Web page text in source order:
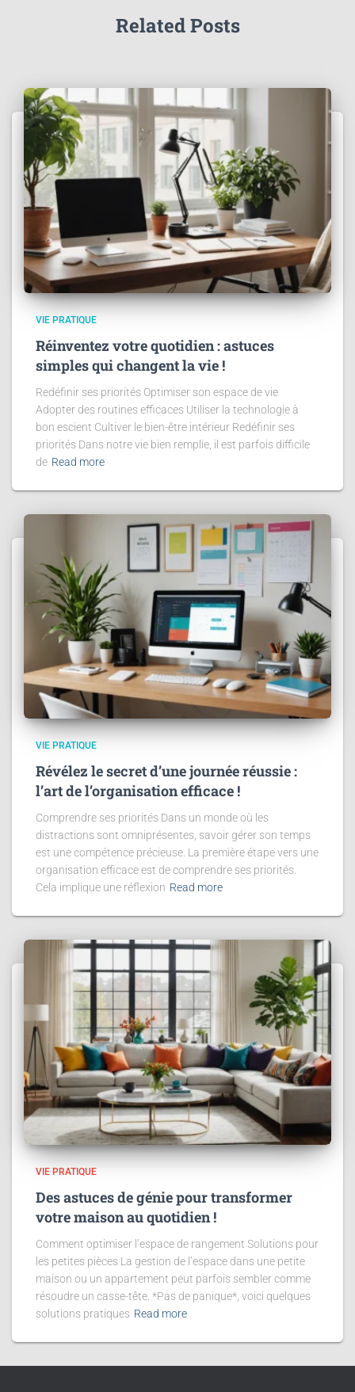
Related Posts
VIE PRATIQUE
Réinventez votre quotidien : astuces
simples qui changent la vie !
Redéfinir ses priorités Optimiser son espace de vie
Adopter des routines efficaces Utiliser la technologie à
bon escient Cultiver le bien-être intérieur Redéfinir ses
priorités Dans notre vie bien remplie, il est parfois difficile
de Read more
VIE PRATIQUE
Révélez le secret d’une journée réussie :
l’art de l’organisation efficace !
Comprendre ses priorités Dans un monde où les
distractions sont omniprésentes, savoir gérer son temps
est une compétence précieuse. La première étape vers une
organisation efficace est de comprendre ses priorités.
Cela implique une réflexion Read more
VIE PRATIQUE
Des astuces de génie pour transformer
votre maison au quotidien !
Comment optimiser l’espace de rangement Solutions pour
les petites pièces La gestion de l’espace dans une petite
maison ou un appartement peut parfois sembler comme
résoudre un casse-tête. *Pas de panique*, voici quelques
solutions pratiques Read more